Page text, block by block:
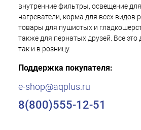
внутренние фильтры, освещение
нагреватели, корма для всех видов
товары для пушистых и
также для пернатых друзей. Все это
так и в розницу.
Поддержка покупателя:
e-shop@aqplus.ru
8(800)555-12-51